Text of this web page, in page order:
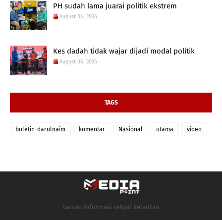
PH sudah lama juarai politik ekstrem
August 04, 2026
Kes dadah tidak wajar dijadi modal politik
August 04, 2026
TAGS
buletin-darulnaim komentar Nasional utama video
Laman informasi rakyat kelantan